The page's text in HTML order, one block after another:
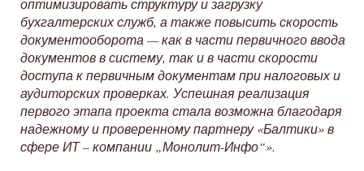
оптимизировать структуру и загрузку
бухгалтерских служб, а также повыситьскорость
документооборота — как в части первичного ввода
документов в систему, так и в части скорости
доступа к первичным документам при налоговых и
аудиторских проверках. Успешная реализация
первого этапа проекта стала возможна благодаря
надежному и проверенному партнеру «Балтики» в
сфере ИТ – компании „Монолит-Инфо“».